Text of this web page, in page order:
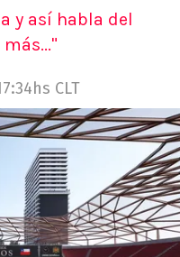
y así habla del
CLT